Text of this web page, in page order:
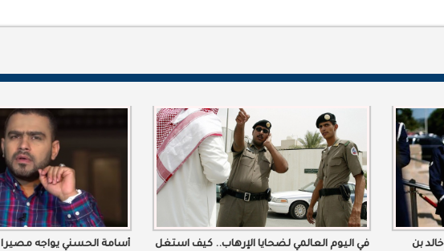
بن
في اليوم العالمي لضحايا الإرهاب.. كيف استغل
أسامة الحسني يواجه